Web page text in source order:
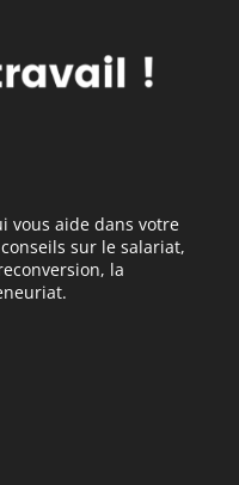
vous aide dans votre
sur le salariat,
la